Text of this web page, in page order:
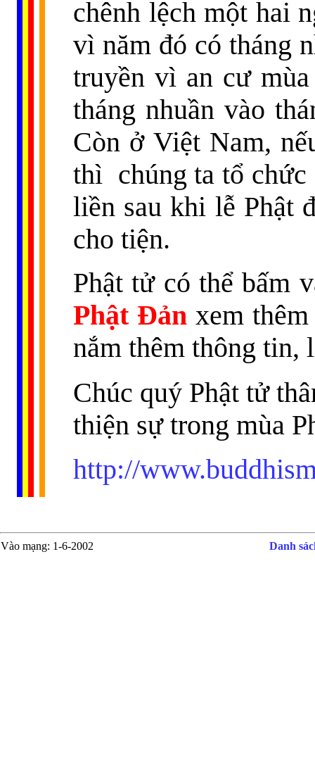
chênh lệch một hai
vì năm đó có tháng
truyền vì an cư
tháng nhuần vào
Còn ở Việt Nam,
thì chúng ta tổ
liền sau khi lễ Phật
cho tiện.
Phật tử có thể bấm
Phật Đản xem
nắm thêm thông tin,
Chúc quý Phật tử
thiện sự trong mùa
http://
Vào mạng: 1-6-2002 Danh